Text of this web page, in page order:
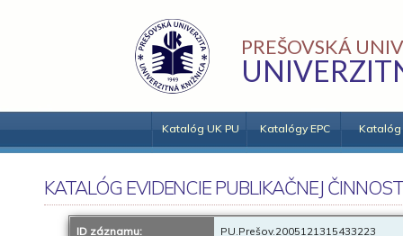
PREŠOVSKÁ
Katalóg UK PU Katalógy EPC Katalóg
KATALÓG EVIDENCIE PUBLIKAČNEJ
ID záznamu: PU.Prešov.2005121315433223